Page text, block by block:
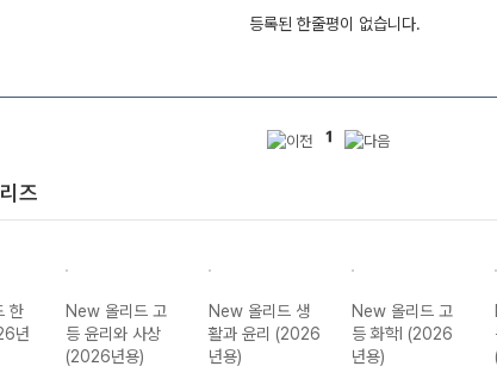
등록된 한줄평이 없습니다.
1
즈
한
년
New 올리드 고
등 윤리와 사상
(2026년용)
New 올리드 생
활과 윤리 (2026
년용)
New 올리드 고
등 화학I (2026
년용)